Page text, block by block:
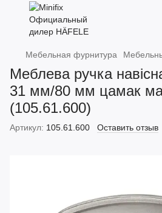
Мебельная фурнитура
Меблева ручка
31 мм/80 мм цамак
(105.61.600)
Артикул: 105.61.600 Оставить отзыв